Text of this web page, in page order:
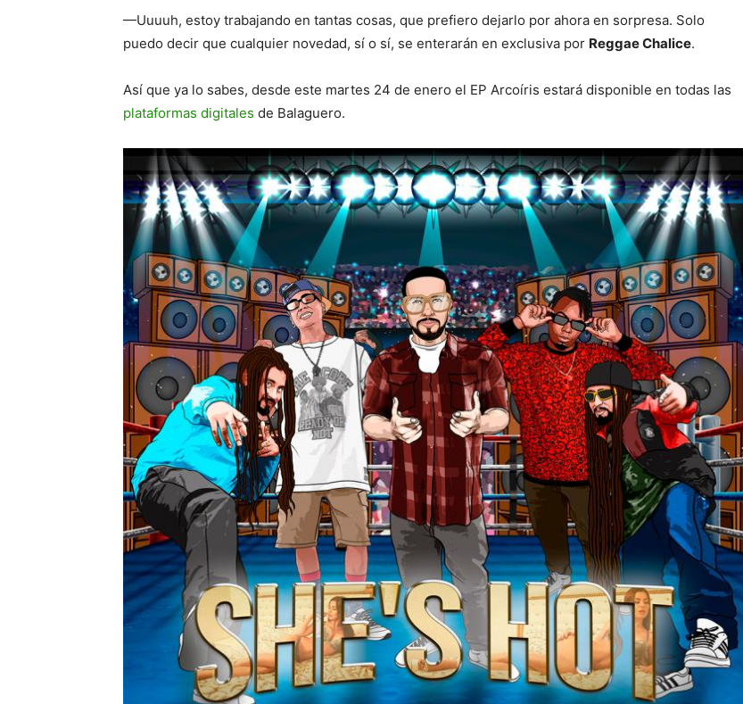
—Uuuuh, estoy trabajando en tantas cosas, que prefiero dejarlo por ahora en sorpresa. Solo
puedo decir que cualquier novedad, sí o sí, se enterarán en exclusiva por Reggae Chalice.
Así que ya lo sabes, desde este martes 24 de enero el EP Arcoíris estará disponible en todas las
plataformas digitales de Balaguero.